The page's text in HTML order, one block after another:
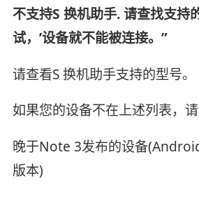
不支持S 换机助手. 请查找支持
试，’设备就不能被连接。”
请查看S 换机助手支持的型号。
如果您的设备不在上述列表，
晚于Note 3发布的设备
版本)